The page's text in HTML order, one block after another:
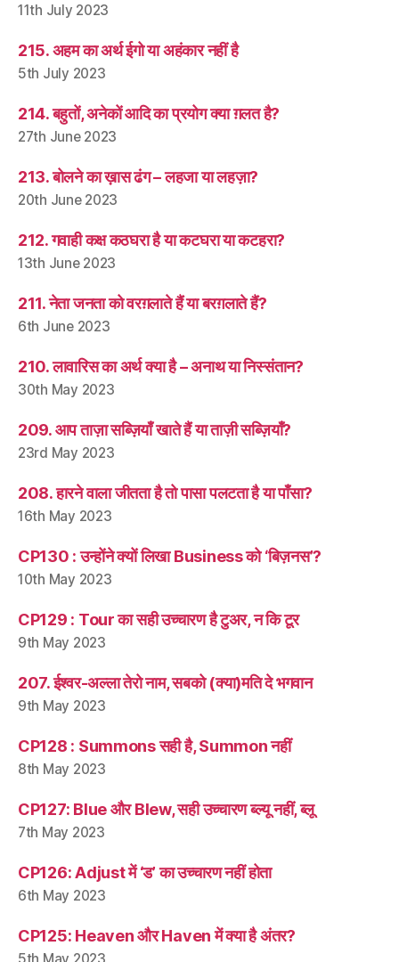
11th July 2023
215. अहम का अर्थ ईगो या अहंकार नहीं है
5th July 2023
214. बहुतों, अनेकों आदि का प्रयोग क्या ग़लत है?
27th June 2023
213. बोलने का ख़ास ढंग – लहजा या लहज़ा?
20th June 2023
212. गवाही कक्ष कठघरा है या कटघरा या कटहरा?
13th June 2023
211. नेता जनता को वरग़लाते हैं या बरग़लाते हैं?
6th June 2023
210. लावारिस का अर्थ क्या है – अनाथ या निस्संतान?
30th May 2023
209. आप ताज़ा सब्ज़ियाँ खाते हैं या ताज़ी सब्ज़ियाँ?
23rd May 2023
208. हारने वाला जीतता है तो पासा पलटता है या पाँसा?
16th May 2023
CP130 : उन्होंने क्यों लिखा Business को ‘बिज़नस’?
10th May 2023
CP129 : Tour का सही उच्चारण है टुअर, न कि टूर
9th May 2023
207. ईश्वर-अल्ला तेरो नाम, सबको (क्या)मति दे भगवान
9th May 2023
CP128 : Summons सही है, Summon नहीं
8th May 2023
CP127: Blue और Blew, सही उच्चारण ब्ल्यू नहीं, ब्लू
7th May 2023
CP126: Adjust में ‘ड’ का उच्चारण नहीं होता
6th May 2023
CP125: Heaven और Haven में क्या है अंतर?